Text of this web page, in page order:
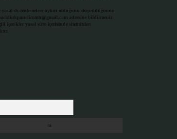
düzenlemelere aykırı olduğunu düşündüğünüz
adresine bildirmeniz
içerikler yasal süre içerisinde sitemizden